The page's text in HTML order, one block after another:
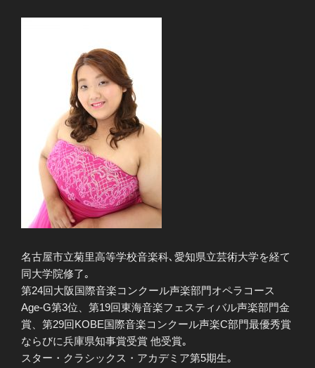
名古屋市立菊里高等学校音楽科､愛知県立芸術大学を経て
同大学院修了｡
第24回大阪国際音楽コンクール声楽部門オペラコース
Age-G第3位、第19回東海音楽フェスティバル声楽部門金
賞、第29回KOBE国際音楽コンクール声楽C部門最優秀賞
ならびに兵庫県知事賞受賞 他受賞｡
スター・クラシックス・アカデミア第5期生｡